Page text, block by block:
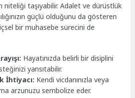
niteliği taşıyabilir. Adalet ve dürüstlük
güçlü olduğunu da gösteren
bir muhasebe sürecini de
Hayatınızda belirli bir disiplini
yansıtabilir.
İhtiyacı: Kendi vicdanınızla veya
arzunuzu sembolize eder.